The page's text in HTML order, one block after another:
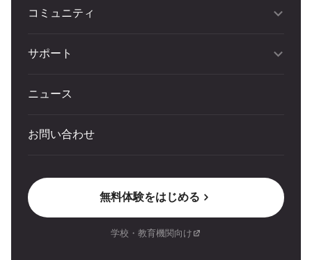
コミュニティ
サポート
ニュース
お問い合わせ
無料体験をはじめる
学校・教育機関向け